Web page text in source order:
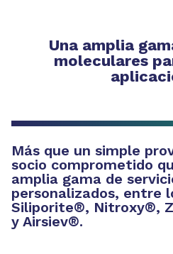
Una amplia
moleculares
Más que un simple
socio comprometido
amplia gama de
personalizados, entre
Siliporite®, Nitroxy®,
y Airsiev®.